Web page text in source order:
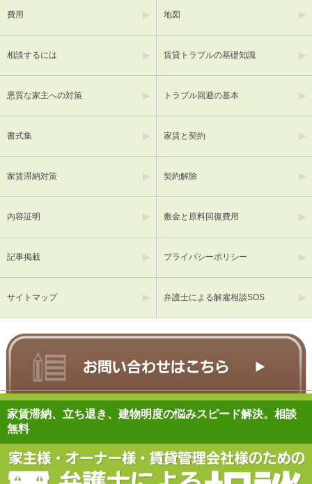
費用 地図
相談するには 賃貸トラブルの基礎知識
悪質な家主への対策 トラブル回避の基本
書式集 家賃と契約
家賃滞納対策 契約解除
内容証明 敷金と原料回復費用
記事掲載 プライバシーポリシー
サイトマップ 弁護士による解雇相談SOS
家賃滞納、立ち退き、建物明度の悩みスピード解決。相談
無料